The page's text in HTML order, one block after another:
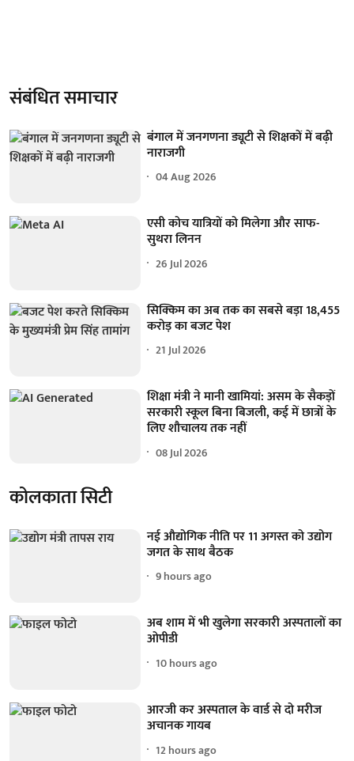
संबंधित समाचार
बंगाल में जनगणना ड्यूटी से शिक्षकों में बढ़ी
नाराजगी
04 Aug 2026
एसी कोच यात्रियों को मिलेगा और साफ-
सुथरा लिनन
26 Jul 2026
सिक्किम का अब तक का सबसे बड़ा 18,455
करोड़ का बजट पेश
21 Jul 2026
शिक्षा मंत्री ने मानी खामियां: असम के सैकड़ों
सरकारी स्कूल बिना बिजली, कई में छात्रों के
लिए शौचालय तक नहीं
08 Jul 2026
कोलकाता सिटी
नई औद्योगिक नीति पर 11 अगस्त को उद्योग
जगत के साथ बैठक
9 hours ago
अब शाम में भी खुलेगा सरकारी अस्पतालों का
ओपीडी
10 hours ago
आरजी कर अस्पताल के वार्ड से दो मरीज
अचानक गायब
12 hours ago